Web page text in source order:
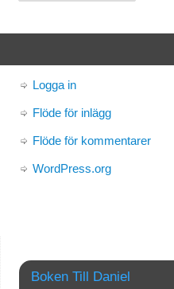
Logga in
Flöde för inlägg
Flöde för kommentarer
WordPress.org
Boken Till Daniel